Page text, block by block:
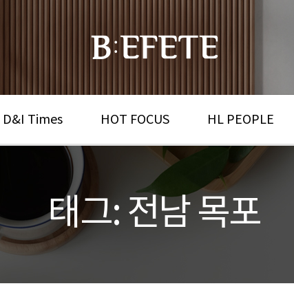
D&I Times HOT FOCUS HL PEOPLE
태그: 전남 목포